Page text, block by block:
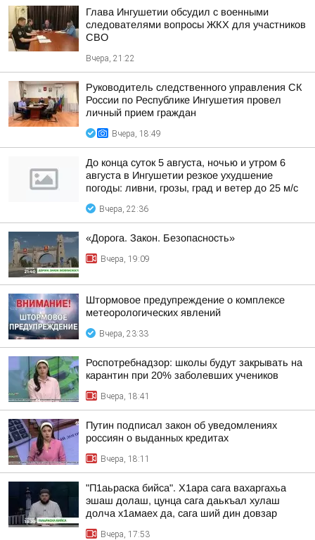
Глава Ингушетии обсудил с военными
следователями вопросы ЖКХ для участников
СВО
Вчера, 21:22
Руководитель следственного управления СК
России по Республике Ингушетия провел
личный прием граждан
Вчера, 18:49
До конца суток 5 августа, ночью и утром 6
августа в Ингушетии резкое ухудшение
погоды: ливни, грозы, град и ветер до 25 м/с
Вчера, 22:36
«Дорога. Закон. Безопасность»
Вчера, 19:09
Штормовое предупреждение о комплексе
метеорологических явлений
Вчера, 23:33
Роспотребнадзор: школы будут закрывать на
карантин при 20% заболевших учеников
Вчера, 18:41
Путин подписал закон об уведомлениях
россиян о выданных кредитах
Вчера, 18:11
"П1аьраска бийса". Х1ара сага вахаргахьа
эшаш долаш, цунца сага даькъал хулаш
долча х1амаех да, сага ший дин довзар
Вчера, 17:53